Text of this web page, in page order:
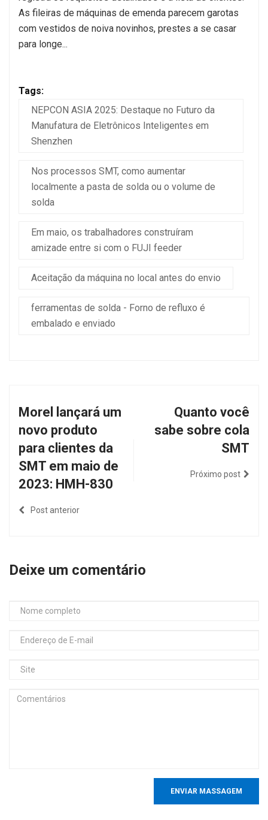
As fileiras de máquinas de emenda parecem garotas
com vestidos de noiva novinhos, prestes a se casar
para longe...
Tags:
NEPCON ASIA 2025: Destaque no Futuro da
Manufatura de Eletrônicos Inteligentes em
Shenzhen
Nos processos SMT, como aumentar
localmente a pasta de solda ou o volume de
solda
Em maio, os trabalhadores construíram
amizade entre si com o FUJI feeder
Aceitação da máquina no local antes do envio
ferramentas de solda - Forno de refluxo é
embalado e enviado
Morel lançará um
novo produto
para clientes da
SMT em maio de
2023: HMH-830
Post anterior
Quanto você
sabe sobre cola
SMT
Próximo post
Deixe um comentário
ENVIAR MASSAGEM